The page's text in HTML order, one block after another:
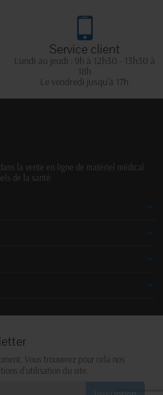
Service client
Lundi au jeudi : 9h à 12h30 - 13h30 à
18h
Le vendredi jusqu'à 17h
la vente en ligne de matériel médical
de la santé.
Vous trouverez pour cela nos
d'utilisation du site.